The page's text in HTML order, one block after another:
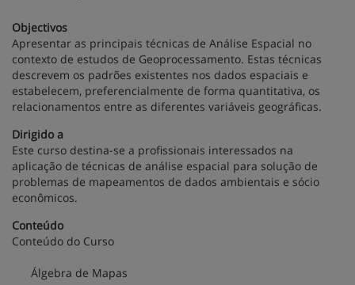
Objectivos
Apresentar as principais técnicas de Análise Espacial no
contexto de estudos de Geoprocessamento. Estas técnicas
descrevem os padrões existentes nos dados espaciais e
estabelecem, preferencialmente de forma quantitativa, os
relacionamentos entre as diferentes variáveis geográficas.
Dirigido a
Este curso destina-se a profissionais interessados na
aplicação de técnicas de análise espacial para solução de
problemas de mapeamentos de dados ambientais e sócio
econômicos.
Conteúdo
Conteúdo do Curso
Álgebra de Mapas